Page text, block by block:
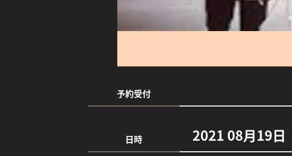
予約受付
日時 2021 08月19日